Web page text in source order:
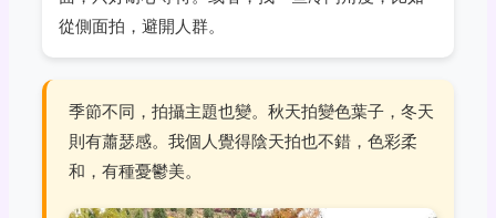
從側面拍，避開人群。
季節不同，拍攝主題也變。秋天拍變色葉子，冬天
則有蕭瑟感。我個人覺得陰天拍也不錯，色彩柔
和，有種憂鬱美。